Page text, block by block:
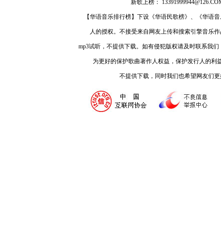
新歌上榜：
【华语音乐排行榜】下设《华语民歌榜》、《华语
人的授权。不接受来自网友上传和搜索引擎音乐
mp3试听，不提供下载。如有侵犯版权请及时联系我
为更好的保护歌曲著作人权益，保护发行人的
不提供下载，同时我们也希望网友们